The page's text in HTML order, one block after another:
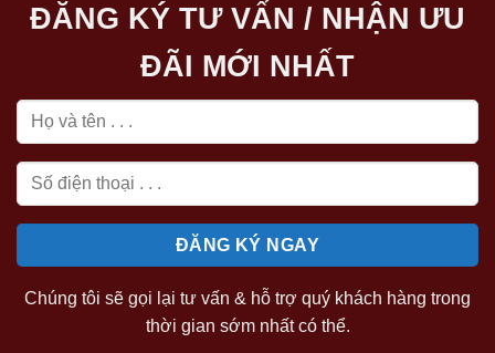
ĐĂNG KÝ TƯ VẤN / NHẬN ƯU
ĐÃI MỚI NHẤT
Chúng tôi sẽ gọi lại tư vấn & hỗ trợ quý khách hàng trong
thời gian sớm nhất có thể.